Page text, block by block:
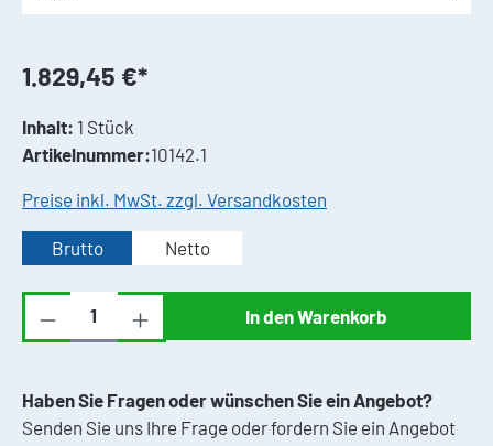
1.829,45 €*
Inhalt: 1 Stück
Artikelnummer:10142.1
Preise inkl. MwSt. zzgl. Versandkosten
Brutto Netto
Produkt Anzahl: Gib den gewünschten
In den Warenkorb
Haben Sie Fragen oder wünschen Sie ein Angebot?
Senden Sie uns Ihre Frage oder fordern Sie ein Angebot